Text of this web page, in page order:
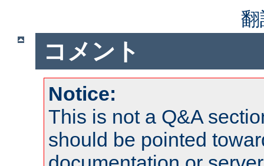
コメント
Notice:
This is not a Q&A
should be pointed